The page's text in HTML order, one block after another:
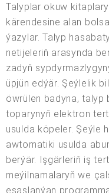
Talyplar okuw
kärendesine alan
ýazylar. Talyp
netijeleriň arasynda
zadyň
üpjün edýär. Şeýlelik
öwrülen badyna, talyp
toparynyň elektron
usulda köpeler. Şeýle
awtomatiki usulda
berýär. Işgärleriň iş
meýilnamalaryň we
esaslanýan